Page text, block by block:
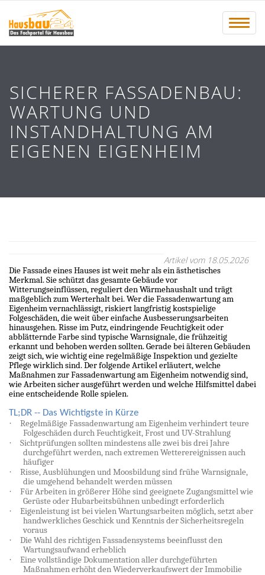
Menü
SICHERER FASSADENBAU:
WARTUNG UND
INSTANDHALTUNG AM
EIGENEN EIGENHEIM
Artikel vom 18.05.2026
Die Fassade eines Hauses ist weit mehr als ein ästhetisches
Merkmal. Sie schützt das gesamte Gebäude vor
Witterungseinflüssen, reguliert den Wärmehaushalt und trägt
maßgeblich zum Werterhalt bei. Wer die Fassadenwartung am
Eigenheim vernachlässigt, riskiert langfristig kostspielige
Folgeschäden, die weit über einfache Ausbesserungsarbeiten
hinausgehen. Risse im Putz, eindringende Feuchtigkeit oder
abblätternde Farbe sind typische Warnsignale, die frühzeitig
erkannt und behoben werden sollten. Gerade bei älteren Gebäuden
zeigt sich, wie wichtig eine regelmäßige Inspektion und gezielte
Pflege wirklich sind. Der folgende Artikel erläutert, welche
Maßnahmen zur Fassadenwartung am Eigenheim notwendig sind,
wie Arbeiten sicher ausgeführt werden und welche Hilfsmittel dabei
eine entscheidende Rolle spielen.
TL;DR -- Das Wichtigste in Kürze
·
Regelmäßige Fassadenwartung am Eigenheim verhindert teure
Folgeschäden durch Feuchtigkeit, Frost und UV-Strahlung
·
Sichtprüfungen sollten mindestens alle zwei bis drei Jahre
durchgeführt werden, nach extremen Wetterereignissen auch
häufiger
·
Risse, Ausblühungen und Moosbildung sind frühe Warnsignale,
die umgehend behandelt werden müssen
·
Für Arbeiten in größerer Höhe sind geeignete Zugangsmittel wie
Gerüste oder Hubarbeitsbühnen unbedingt erforderlich
·
Eigenleistung ist bei vielen Wartungsarbeiten möglich, setzt aber
handwerkliches Geschick und Kenntnis der Sicherheitsregeln
voraus
·
Die Wahl des richtigen Fassadensystems beeinflusst den
Wartungsaufwand erheblich
·
Eine vollständige Dokumentation aller durchgeführten
Maßnahmen erhöht den Wiederverkaufswert der Immobilie